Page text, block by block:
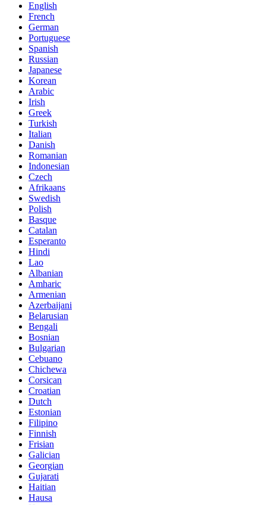
English
French
German
Portuguese
Spanish
Russian
Japanese
Korean
Arabic
Irish
Greek
Turkish
Italian
Danish
Romanian
Indonesian
Czech
Afrikaans
Swedish
Polish
Basque
Catalan
Esperanto
Hindi
Lao
Albanian
Amharic
Armenian
Azerbaijani
Belarusian
Bengali
Bosnian
Bulgarian
Cebuano
Chichewa
Corsican
Croatian
Dutch
Estonian
Filipino
Finnish
Frisian
Galician
Georgian
Gujarati
Haitian
Hausa